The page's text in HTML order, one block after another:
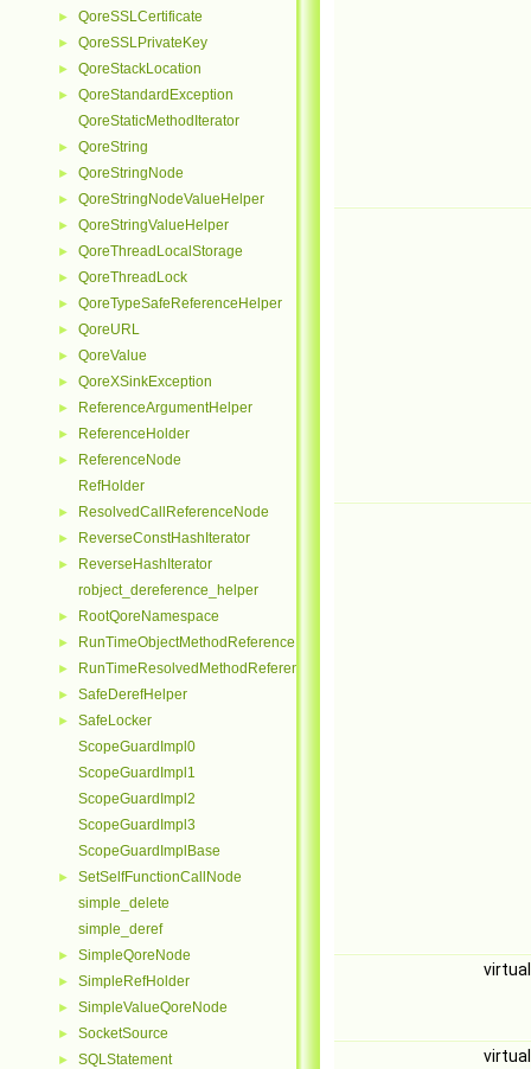
► QoreSSLCertificate
► QoreSSLPrivateKey
► QoreStackLocation
►
QoreStandardException
QoreStaticMethodIterator
► QoreString
► QoreStringNode
► QoreStringNodeValueHelper
► QoreStringValueHelper
► QoreThreadLocalStorage
► QoreThreadLock
► QoreTypeSafeReferenceHelper
► QoreURL
► QoreValue
► QoreXSinkException
► ReferenceArgumentHelper
► ReferenceHolder
►
ReferenceNode
RefHolder
► ResolvedCallReferenceNode
► ReverseConstHashIterator
►
ReverseHashIterator
robject_dereference_helper
► RootQoreNamespace
► RunTimeObjectMethodReferenceNode
► RunTimeResolvedMethodReferenceNode
► SafeDerefHelper
►
SafeLocker
ScopeGuardImpl0
ScopeGuardImpl1
ScopeGuardImpl2
ScopeGuardImpl3
ScopeGuardImplBase
►
SetSelfFunctionCallNode
simple_delete
simple_deref
► SimpleQoreNode
► SimpleRefHolder
► SimpleValueQoreNode
► SocketSource
► SQLStatement